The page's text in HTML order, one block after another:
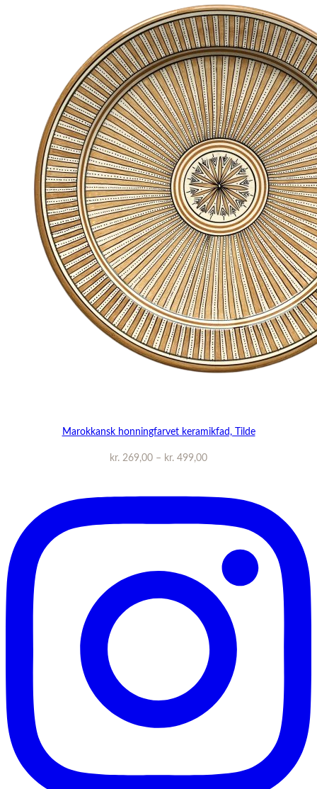
kr. 299,00
Marokkansk honningfarvet keramikfad, Tilde
kr. 269,00 – kr. 499,00Prisinterval: